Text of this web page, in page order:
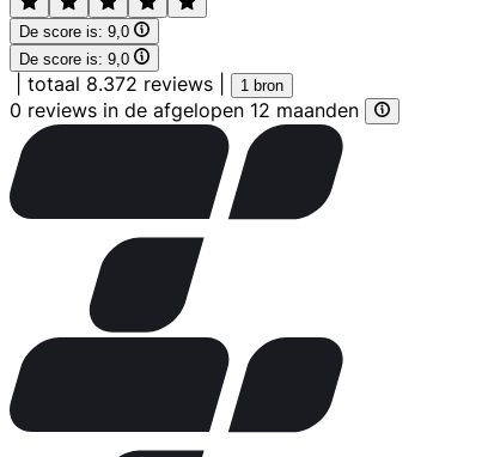
De score is: 9,0
De score is: 9,0
totaal 8.372 reviews 1 bron
0 reviews in de afgelopen 12 maanden